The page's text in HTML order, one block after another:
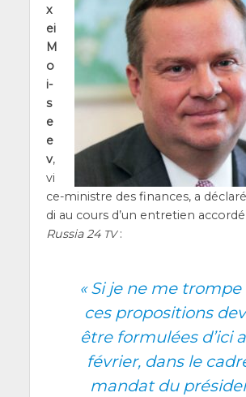
x
ei
M
o
i­
s
e
e
v,
vi
ce-ministre des finances, a
di au cours d’un entre­tien
Rus­sia 24 TV:
« Si je ne me trompe
ces pro­po­si­tions
être for­mu­lées d’i­ci
février, dans le
man­dat du